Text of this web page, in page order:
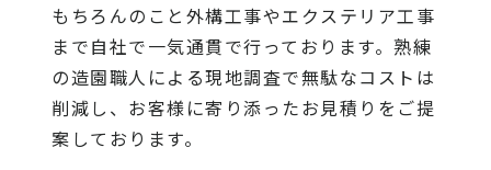
もちろんのこと外構工事やエクステリア工事
まで自社で一気通貫で行っております。熟練
の造園職人による現地調査で無駄なコストは
削減し、お客様に寄り添ったお見積りをご提
案しております。